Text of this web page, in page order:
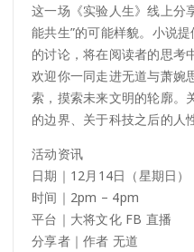
这一场《实验人生》线上分
能共生”的可能样貌。小说
的讨论，将在阅读者的思考
欢迎你一同走进无道与萧婉
索，摸索未来文明的轮廓。
的边界、关于科技之后的人
活动资讯
日期｜12月14日（星期日）
时间｜2pm – 4pm
平台｜大将文化 FB 直播
分享者｜作者 无道